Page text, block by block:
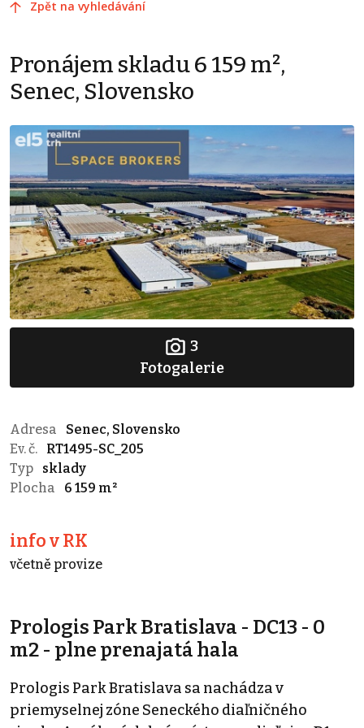
Zpět na vyhledávání
Pronájem skladu 6 159 m²,
Senec, Slovensko
3
Fotogalerie
Adresa
Senec, Slovensko
Ev. č.
RT1495-SC_205
Typ
sklady
Plocha
6 159 m²
info v RK
včetně provize
Prologis Park Bratislava - DC13 - 0
m2 - plne prenajatá hala
Prologis Park Bratislava sa nachádza v
priemyselnej zóne Seneckého diaľničného